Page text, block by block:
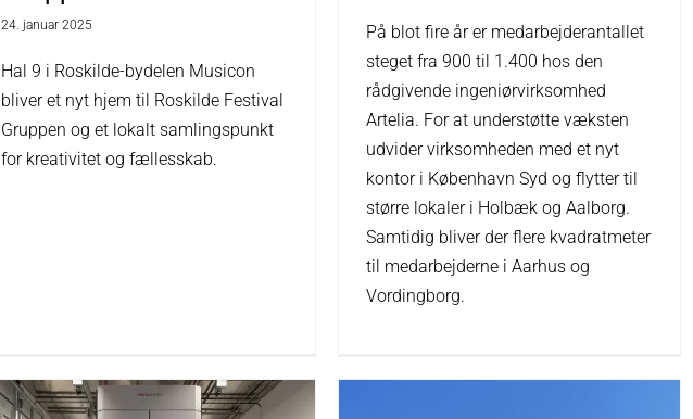
24. januar 2025
Hal 9 i Roskilde-bydelen Musicon
bliver et nyt hjem til Roskilde Festival
Gruppen og et lokalt samlingspunkt
for kreativitet og fællesskab.
På blot fire år er medarbejderantallet
steget fra 900 til 1.400 hos den
rådgivende ingeniørvirksomhed
Artelia. For at understøtte væksten
udvider virksomheden med et nyt
kontor i København Syd og flytter til
større lokaler i Holbæk og Aalborg.
Samtidig bliver der flere kvadratmeter
til medarbejderne i Aarhus og
Vordingborg.